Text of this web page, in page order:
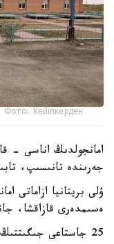
Фото: Кейіпкерден
امانجولدىڭ اناسى -
جەرىندە تانىسىپ،
ۇلى بريتانيا ازاماتى
ەسىمدەرى قازاقشا،
25 جاستاعى جىگىتتىڭ ماماندىعى - ساۋلەتشى.